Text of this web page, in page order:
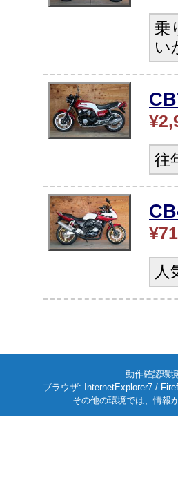
乗
い
往
人
動作確認環
ブラウザ: InternetExplorer7 /
その他の環境では、情報